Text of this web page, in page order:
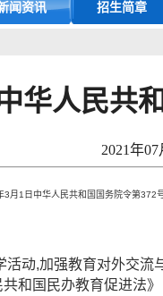
闻资讯 招生简章
华人民共
2021年
3月1 日中华人民共和国国务院令第372
活动,加强教育对外交流
和国民办教育促进法